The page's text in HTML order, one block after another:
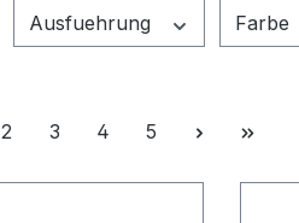
Ausfuehrung Farbe
Seite
2 Seite
3 Seite
4 Seite
5